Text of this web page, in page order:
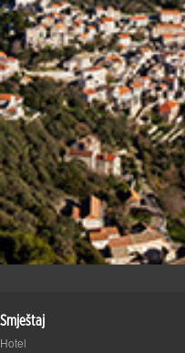
Smještaj
Hotel